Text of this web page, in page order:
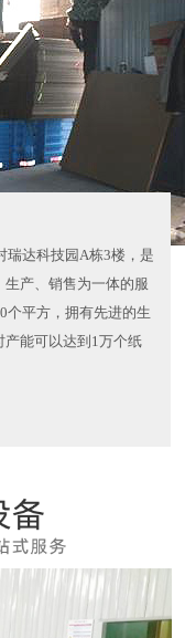
瑞达科技园A栋3楼，是
产、销售为一体的服
个平方，拥有先进的生
产能可以达到1万个纸